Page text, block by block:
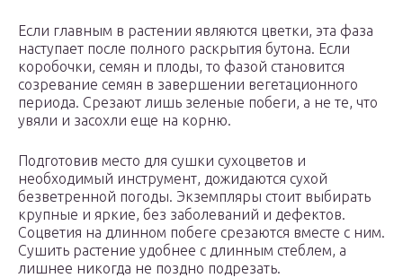
Если главным в растении являются цветки, эта фаза
наступает после полного раскрытия бутона. Если
коробочки, семян и плоды, то фазой становится
созревание семян в завершении вегетационного
периода. Срезают лишь зеленые побеги, а не те, что
увяли и засохли еще на корню.
Подготовив место для сушки сухоцветов и
необходимый инструмент, дожидаются сухой
безветренной погоды. Экземпляры стоит выбирать
крупные и яркие, без заболеваний и дефектов.
Соцветия на длинном побеге срезаются вместе с ним.
Сушить растение удобнее с длинным стеблем, а
лишнее никогда не поздно подрезать.